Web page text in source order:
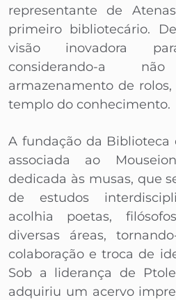
representante de
primeiro bibliotecário.
visão inovadora
considerando-a
armazenamento de
templo do conhecimento.
A fundação da
associada ao
dedicada às musas, que
de estudos
acolhia poetas,
diversas áreas,
colaboração e troca de
Sob a liderança de
adquiriu um acervo